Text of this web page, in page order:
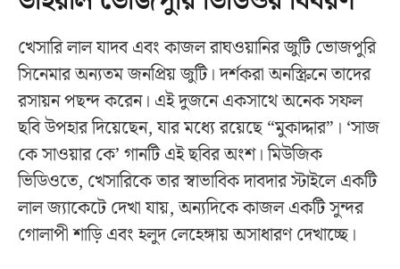
খেসারি লাল যাদব এবং কাজল রাঘওয়ানির জুটি ভোজপুরি
সিনেমার অন্যতম জনপ্রিয় জুটি। দর্শকরা অনস্ক্রিনে তাদের
রসায়ন পছন্দ করেন। এই দুজনে একসাথে অনেক সফল
ছবি উপহার দিয়েছেন, যার মধ্যে রয়েছে “মুকাদ্দার”। ‘সাজ
কে সাওয়ার কে’ গানটি এই ছবির অংশ। মিউজিক
ভিডিওতে, খেসারিকে তার স্বাভাবিক দাবদার স্টাইলে একটি
লাল জ্যাকেটে দেখা যায়, অন্যদিকে কাজল একটি সুন্দর
গোলাপী শাড়ি এবং হলুদ লেহেঙ্গায় অসাধারণ দেখাচ্ছে।